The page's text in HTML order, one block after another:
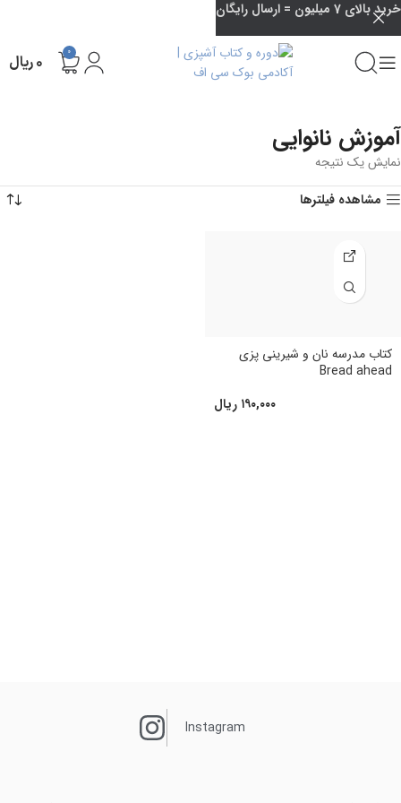
0 ۰ریال
آموزش نانوایی
نمایش یک نتیجه
مشاهده فیلترها
کتاب مدرسه نان و شیرینی پزی
Bread ahead
۱۹۰,۰۰۰ ریال
Instagram
خرید بالای 7 میلیون = ارسال رایگان